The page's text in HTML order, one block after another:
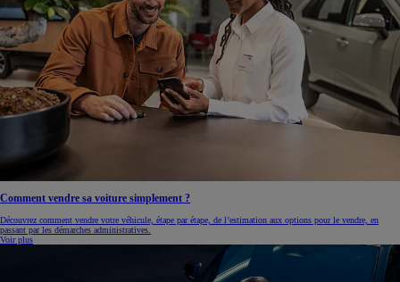
Comment vendre sa voiture simplement ?
Découvrez comment vendre votre véhicule, étape par étape, de l’estimation aux options pour le vendre, en
passant par les démarches administratives.
Voir plus